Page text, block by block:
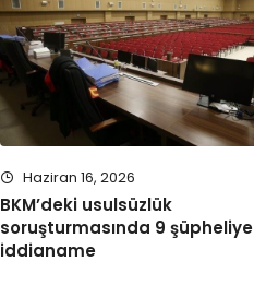
Haziran 16, 2026
BKM’deki usulsüzlük
soruşturmasında 9 şüpheliye
iddianame